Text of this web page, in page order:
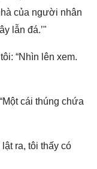
của người nhân
lẫn đá.’"
“Nhìn lên xem.
cái thúng chứa
ra, tôi thấy có